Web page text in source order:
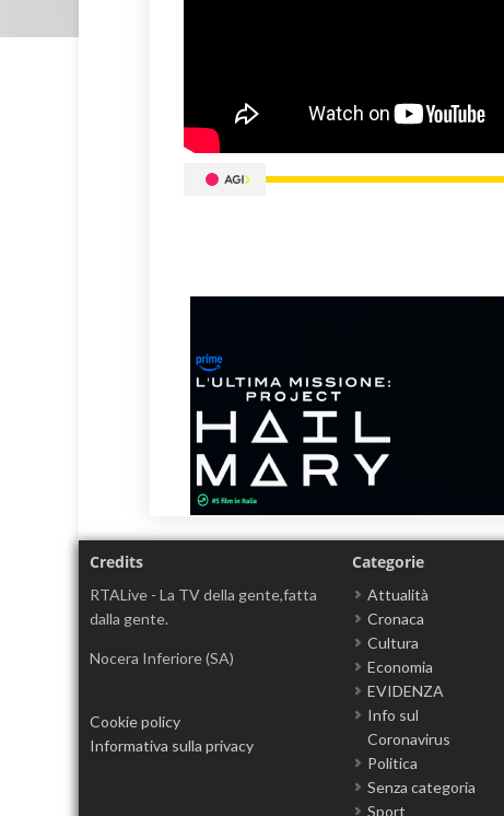
Credits
RTALive - La TV della gente,fatta
dalla gente.
Nocera Inferiore (SA)
Cookie policy
Informativa sulla privacy
Categorie
Attualità
Cronaca
Cultura
Economia
EVIDENZA
Info sul
Coronavirus
Politica
Senza categoria
Sport